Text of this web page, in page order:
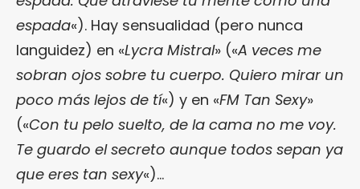
espada«). Hay sensualidad (pero nunca
languidez) en «Lycra Mistral» («A veces me
sobran ojos sobre tu cuerpo. Quiero mirar un
poco más lejos de tí«) y en «FM Tan Sexy»
(«Con tu pelo suelto, de la cama no me voy.
Te guardo el secreto aunque todos sepan ya
que eres tan sexy«)…